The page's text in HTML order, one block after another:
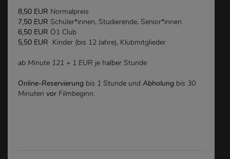
8,50 EUR Normalpreis
7,50 EUR Schüler*innen, Studierende, Senior*innen
6,50 EUR Ö1 Club
5,50 EUR Kinder (bis 12 Jahre), Klubmitglieder
ab Minute 121 + 1 EUR je halber Stunde
Online-Reservierung bis 1 Stunde und Abholung bis 30
Minuten vor Filmbeginn.